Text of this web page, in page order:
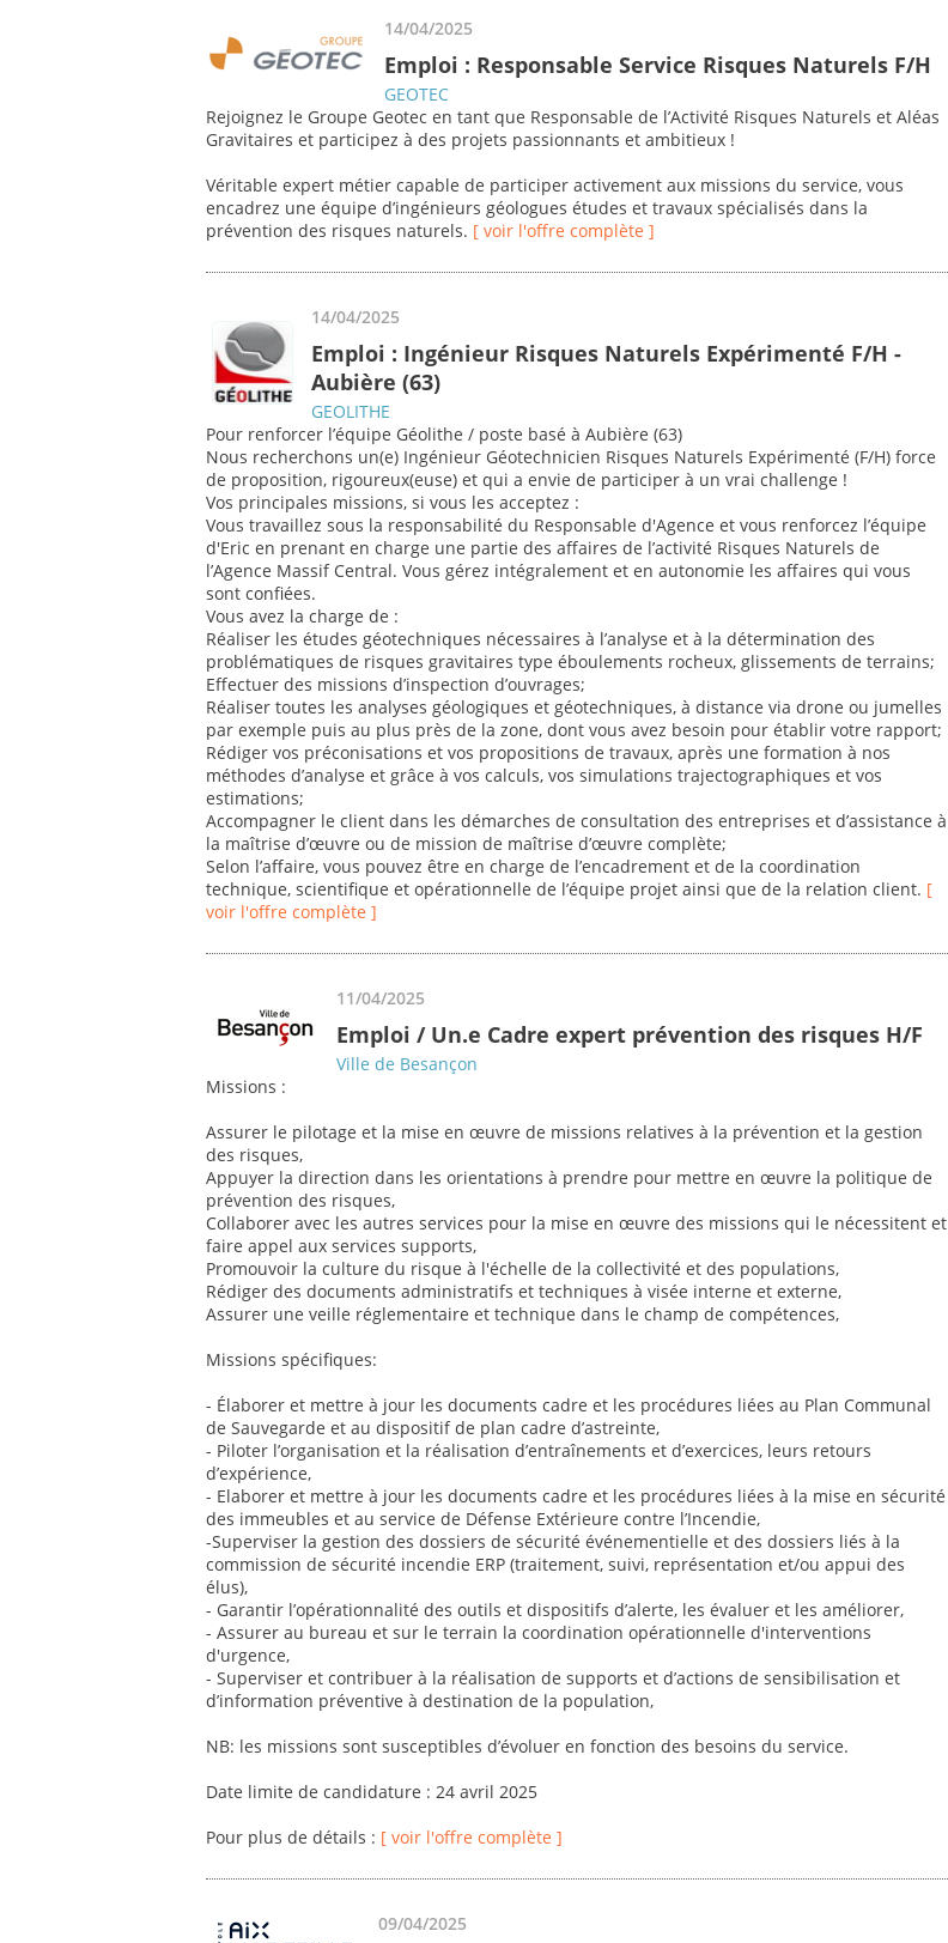
14/04/2025
Emploi : Responsable Service Risques Naturels F/H
GEOTEC
Rejoignez le Groupe Geotec en tant que Responsable de l’Activité Risques Naturels et Aléas
Gravitaires et participez à des projets passionnants et ambitieux !
Véritable expert métier capable de participer activement aux missions du service, vous
encadrez une équipe d’ingénieurs géologues études et travaux spécialisés dans la
prévention des risques naturels. [ voir l'offre complète ]
14/04/2025
Emploi : Ingénieur Risques Naturels Expérimenté F/H -
Aubière (63)
GEOLITHE
Pour renforcer l’équipe Géolithe / poste basé à Aubière (63)
Nous recherchons un(e) Ingénieur Géotechnicien Risques Naturels Expérimenté (F/H) force
de proposition, rigoureux(euse) et qui a envie de participer à un vrai challenge !
Vos principales missions, si vous les acceptez :
Vous travaillez sous la responsabilité du Responsable d'Agence et vous renforcez l’équipe
d'Eric en prenant en charge une partie des affaires de l’activité Risques Naturels de
l’Agence Massif Central. Vous gérez intégralement et en autonomie les affaires qui vous
sont confiées.
Vous avez la charge de :
Réaliser les études géotechniques nécessaires à l’analyse et à la détermination des
problématiques de risques gravitaires type éboulements rocheux, glissements de terrains;
Effectuer des missions d’inspection d’ouvrages;
Réaliser toutes les analyses géologiques et géotechniques, à distance via drone ou jumelles
par exemple puis au plus près de la zone, dont vous avez besoin pour établir votre rapport;
Rédiger vos préconisations et vos propositions de travaux, après une formation à nos
méthodes d’analyse et grâce à vos calculs, vos simulations trajectographiques et vos
estimations;
Accompagner le client dans les démarches de consultation des entreprises et d’assistance à
la maîtrise d’œuvre ou de mission de maîtrise d’œuvre complète;
Selon l’affaire, vous pouvez être en charge de l’encadrement et de la coordination
technique, scientifique et opérationnelle de l’équipe projet ainsi que de la relation client. [
voir l'offre complète ]
11/04/2025
Emploi / Un.e Cadre expert prévention des risques H/F
Ville de Besançon
Missions :
Assurer le pilotage et la mise en œuvre de missions relatives à la prévention et la gestion
des risques,
Appuyer la direction dans les orientations à prendre pour mettre en œuvre la politique de
prévention des risques,
Collaborer avec les autres services pour la mise en œuvre des missions qui le nécessitent et
faire appel aux services supports,
Promouvoir la culture du risque à l'échelle de la collectivité et des populations,
Rédiger des documents administratifs et techniques à visée interne et externe,
Assurer une veille réglementaire et technique dans le champ de compétences,
Missions spécifiques:
- Élaborer et mettre à jour les documents cadre et les procédures liées au Plan Communal
de Sauvegarde et au dispositif de plan cadre d’astreinte,
- Piloter l’organisation et la réalisation d’entraînements et d’exercices, leurs retours
d’expérience,
- Elaborer et mettre à jour les documents cadre et les procédures liées à la mise en sécurité
des immeubles et au service de Défense Extérieure contre l’Incendie,
-Superviser la gestion des dossiers de sécurité événementielle et des dossiers liés à la
commission de sécurité incendie ERP (traitement, suivi, représentation et/ou appui des
élus),
- Garantir l’opérationnalité des outils et dispositifs d’alerte, les évaluer et les améliorer,
- Assurer au bureau et sur le terrain la coordination opérationnelle d'interventions
d'urgence,
- Superviser et contribuer à la réalisation de supports et d’actions de sensibilisation et
d’information préventive à destination de la population,
NB: les missions sont susceptibles d’évoluer en fonction des besoins du service.
Date limite de candidature : 24 avril 2025
Pour plus de détails : [ voir l'offre complète ]
09/04/2025